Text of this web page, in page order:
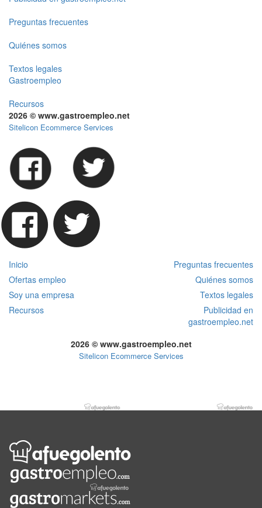
Preguntas frecuentes
Quiénes somos
Textos legales
Gastroempleo
Recursos
2026 © www.gastroempleo.net
Sitelicon Ecommerce Services
Inicio
Preguntas frecuentes
Ofertas empleo
Quiénes somos
Soy una empresa
Textos legales
Recursos
Publicidad en
gastroempleo.net
2026 © www.gastroempleo.net
Sitelicon Ecommerce Services